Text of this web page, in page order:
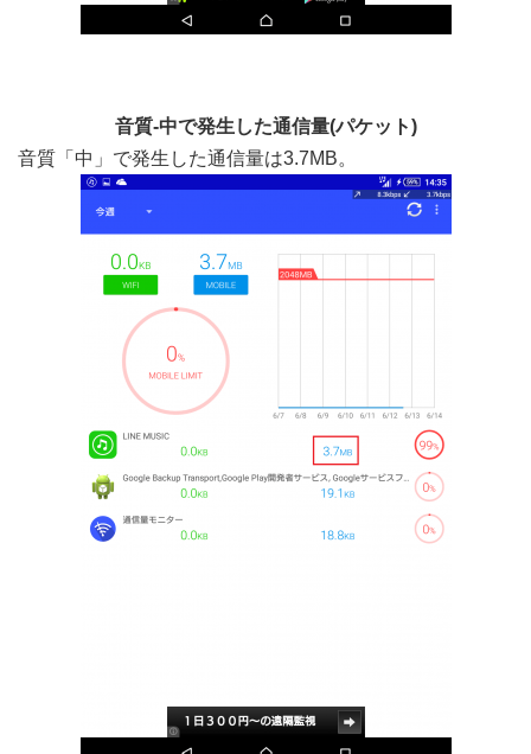
音質-中で発生した通信量(パケット)
音質「中」で発生した通信量は3.7MB。